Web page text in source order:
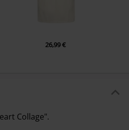
26,99 €
Collage".